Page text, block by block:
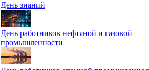
День знаний
День работников нефтяной и газовой
промышленности